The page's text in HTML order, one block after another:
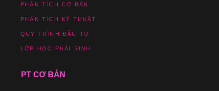
PHÂN TÍCH CƠ BẢN
PHÂN TÍCH KỸ THUẬT
QUY TRÌNH ĐẦU TƯ
LỚP HỌC PHÁI SINH
PT CƠ BẢN